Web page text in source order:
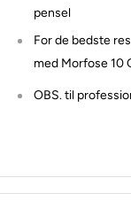
pensel
For de bedste
med Morfose 10
OBS. til